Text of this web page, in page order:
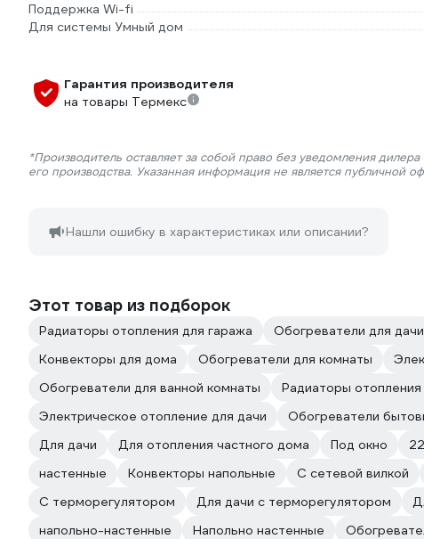
Поддержка Wi-fi
Для системы Умный дом
Гарантия производителя
на товары Термекс
*Производитель оставляет за собой право без уведомления
его производства. Указанная информация не является публичной
Нашли ошибку в характеристиках или описании?
Этот товар из подборок
Радиаторы отопления для гаража Обогреватели для дачи
Конвекторы для дома
Обогреватели для комнаты
Обогреватели для ванной комнаты
Радиаторы
Электрическое отопление для дачи
Обогреватели
Для дачи
Для отопления частного дома Под окно
настенные
Конвекторы напольные С сетевой вилкой
С терморегулятором
Для дачи с терморегулятором
напольно-настенные
Напольно настенные